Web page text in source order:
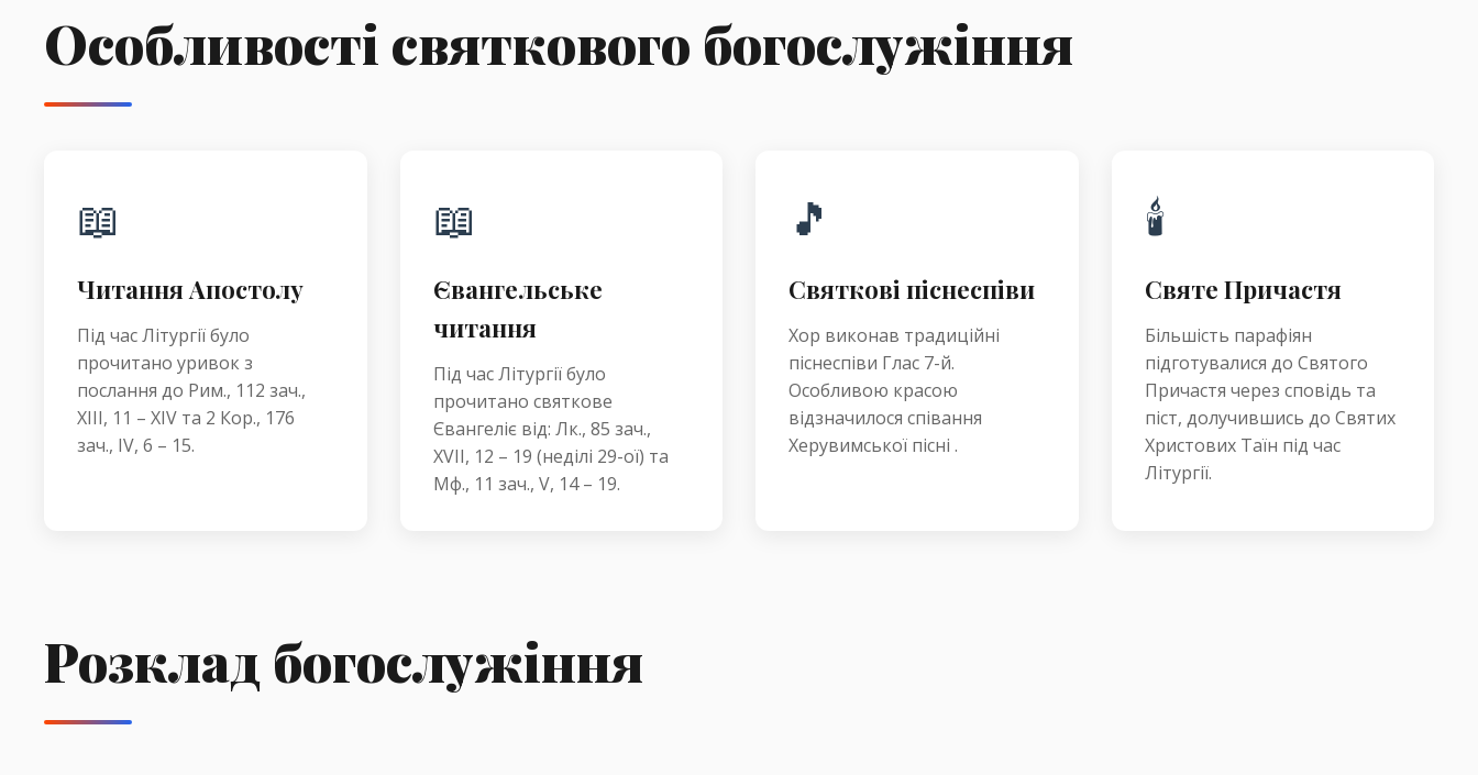
Особливості святкового богослужіння
📖
Читання Апостолу
Під час Літургії було
прочитано уривок з
послання до Рим., 112 зач.,
XIII, 11 – XIV та 2 Кор., 176
зач., IV, 6 – 15.
📖
Євангельське
читання
Під час Літургії було
прочитано святкове
Євангеліє від: Лк., 85 зач.,
XVII, 12 – 19 (неділі 29-ої) та
Мф., 11 зач., V, 14 – 19.
🎵
Святкові піснеспіви
Хор виконав традиційні
піснеспіви Глас 7-й.
Особливою красою
відзначилося співання
Херувимської пісні .
🕯️
Святе Причастя
Більшість парафіян
підготувалися до Святого
Причастя через сповідь та
піст, долучившись до Святих
Христових Таїн під час
Літургії.
Розклад богослужіння